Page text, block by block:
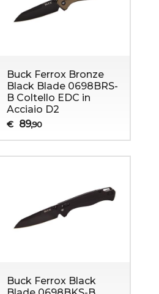
Buck Ferrox Bronze
Black Blade 0698BRS-
B Coltello EDC in
Acciaio D2
€ 89,90
Buck Ferrox Black